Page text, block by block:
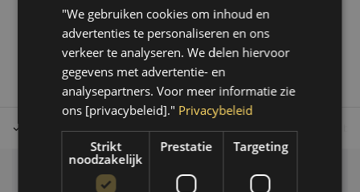
1
Tot 30 dagen retour sturen. Op werkdagen voor 14.00 uur
Klantenservice
"We gebruiken cookies om inhoud en
advertenties te personaliseren en ons
verkeer te analyseren. We delen hiervoor
gegevens met advertentie- en
analysepartners. Voor meer informatie zie
ons [privacybeleid]." Privacybeleid
Strikt
noodzakelijk
Prestatie Targeting